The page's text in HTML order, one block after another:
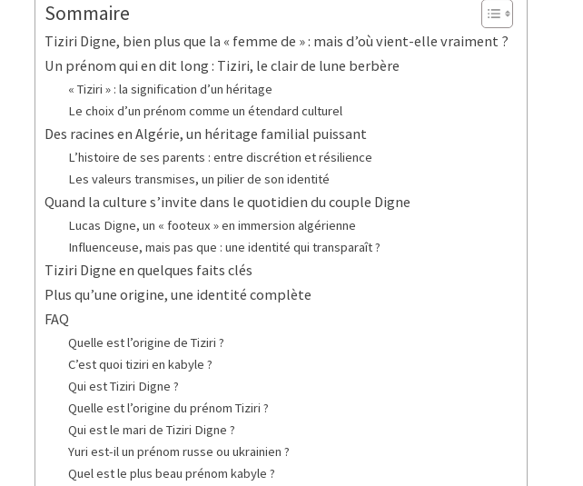
Sommaire
Tiziri Digne, bien plus que la « femme de » : mais d’où vient-elle vraiment ?
Un prénom qui en dit long : Tiziri, le clair de lune berbère
« Tiziri » : la signification d’un héritage
Le choix d’un prénom comme un étendard culturel
Des racines en Algérie, un héritage familial puissant
L’histoire de ses parents : entre discrétion et résilience
Les valeurs transmises, un pilier de son identité
Quand la culture s’invite dans le quotidien du couple Digne
Lucas Digne, un « footeux » en immersion algérienne
Influenceuse, mais pas que : une identité qui transparaît ?
Tiziri Digne en quelques faits clés
Plus qu’une origine, une identité complète
FAQ
Quelle est l’origine de Tiziri ?
C’est quoi tiziri en kabyle ?
Qui est Tiziri Digne ?
Quelle est l’origine du prénom Tiziri ?
Qui est le mari de Tiziri Digne ?
Yuri est-il un prénom russe ou ukrainien ?
Quel est le plus beau prénom kabyle ?